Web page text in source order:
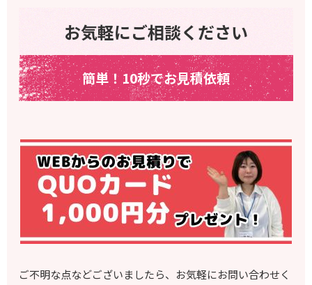
お気軽にご相談ください
簡単！10秒でお見積依頼
ご不明な点などございましたら、お気軽にお問い合わせく